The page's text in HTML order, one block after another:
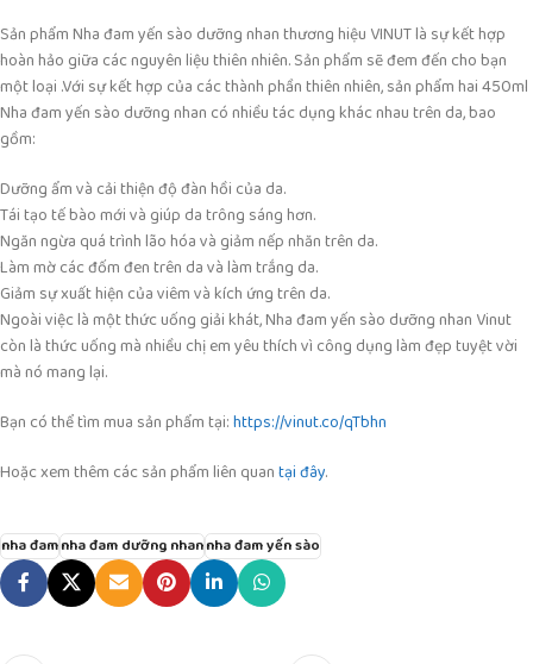
Sản phẩm Nha đam yến sào dưỡng nhan thương hiệu VINUT là sự kết hợp
hoàn hảo giữa các nguyên liệu thiên nhiên. Sản phẩm sẽ đem đến cho bạn
một loại .Với sự kết hợp của các thành phần thiên nhiên, sản phẩm hai 450ml
Nha đam yến sào dưỡng nhan có nhiều tác dụng khác nhau trên da, bao
gồm:
Dưỡng ẩm và cải thiện độ đàn hồi của da.
Tái tạo tế bào mới và giúp da trông sáng hơn.
Ngăn ngừa quá trình lão hóa và giảm nếp nhăn trên da.
Làm mờ các đốm đen trên da và làm trắng da.
Giảm sự xuất hiện của viêm và kích ứng trên da.
Ngoài việc là một thức uống giải khát, Nha đam yến sào dưỡng nhan Vinut
còn là thức uống mà nhiều chị em yêu thích vì công dụng làm đẹp tuyệt vời
mà nó mang lại.
Bạn có thể tìm mua sản phẩm tại:https://vinut.co/qTbhn
Hoặc xem thêm các sản phẩm liên quantại đây.
nha đamnha đam dưỡng nhannha đam yến sào